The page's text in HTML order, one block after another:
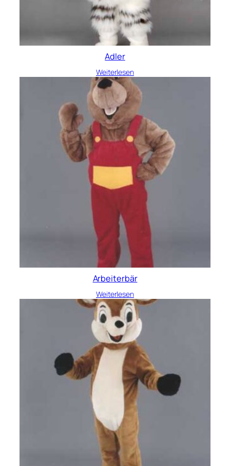
Adler
Weiterlesen
Arbeiterbär
Weiterlesen